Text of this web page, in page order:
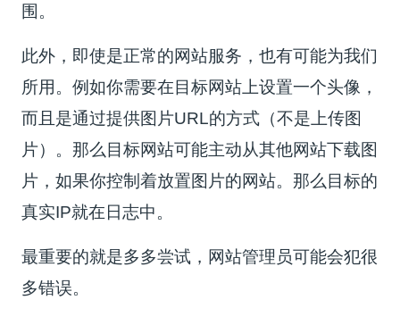
围。
此外，即使是正常的网站服务，也有可能为我们
所用。例如你需要在目标网站上设置一个头像，
而且是通过提供图片URL的方式（不是上传图
片）。那么目标网站可能主动从其他网站下载图
片，如果你控制着放置图片的网站。那么目标的
真实IP就在日志中。
最重要的就是多多尝试，网站管理员可能会犯很
多错误。